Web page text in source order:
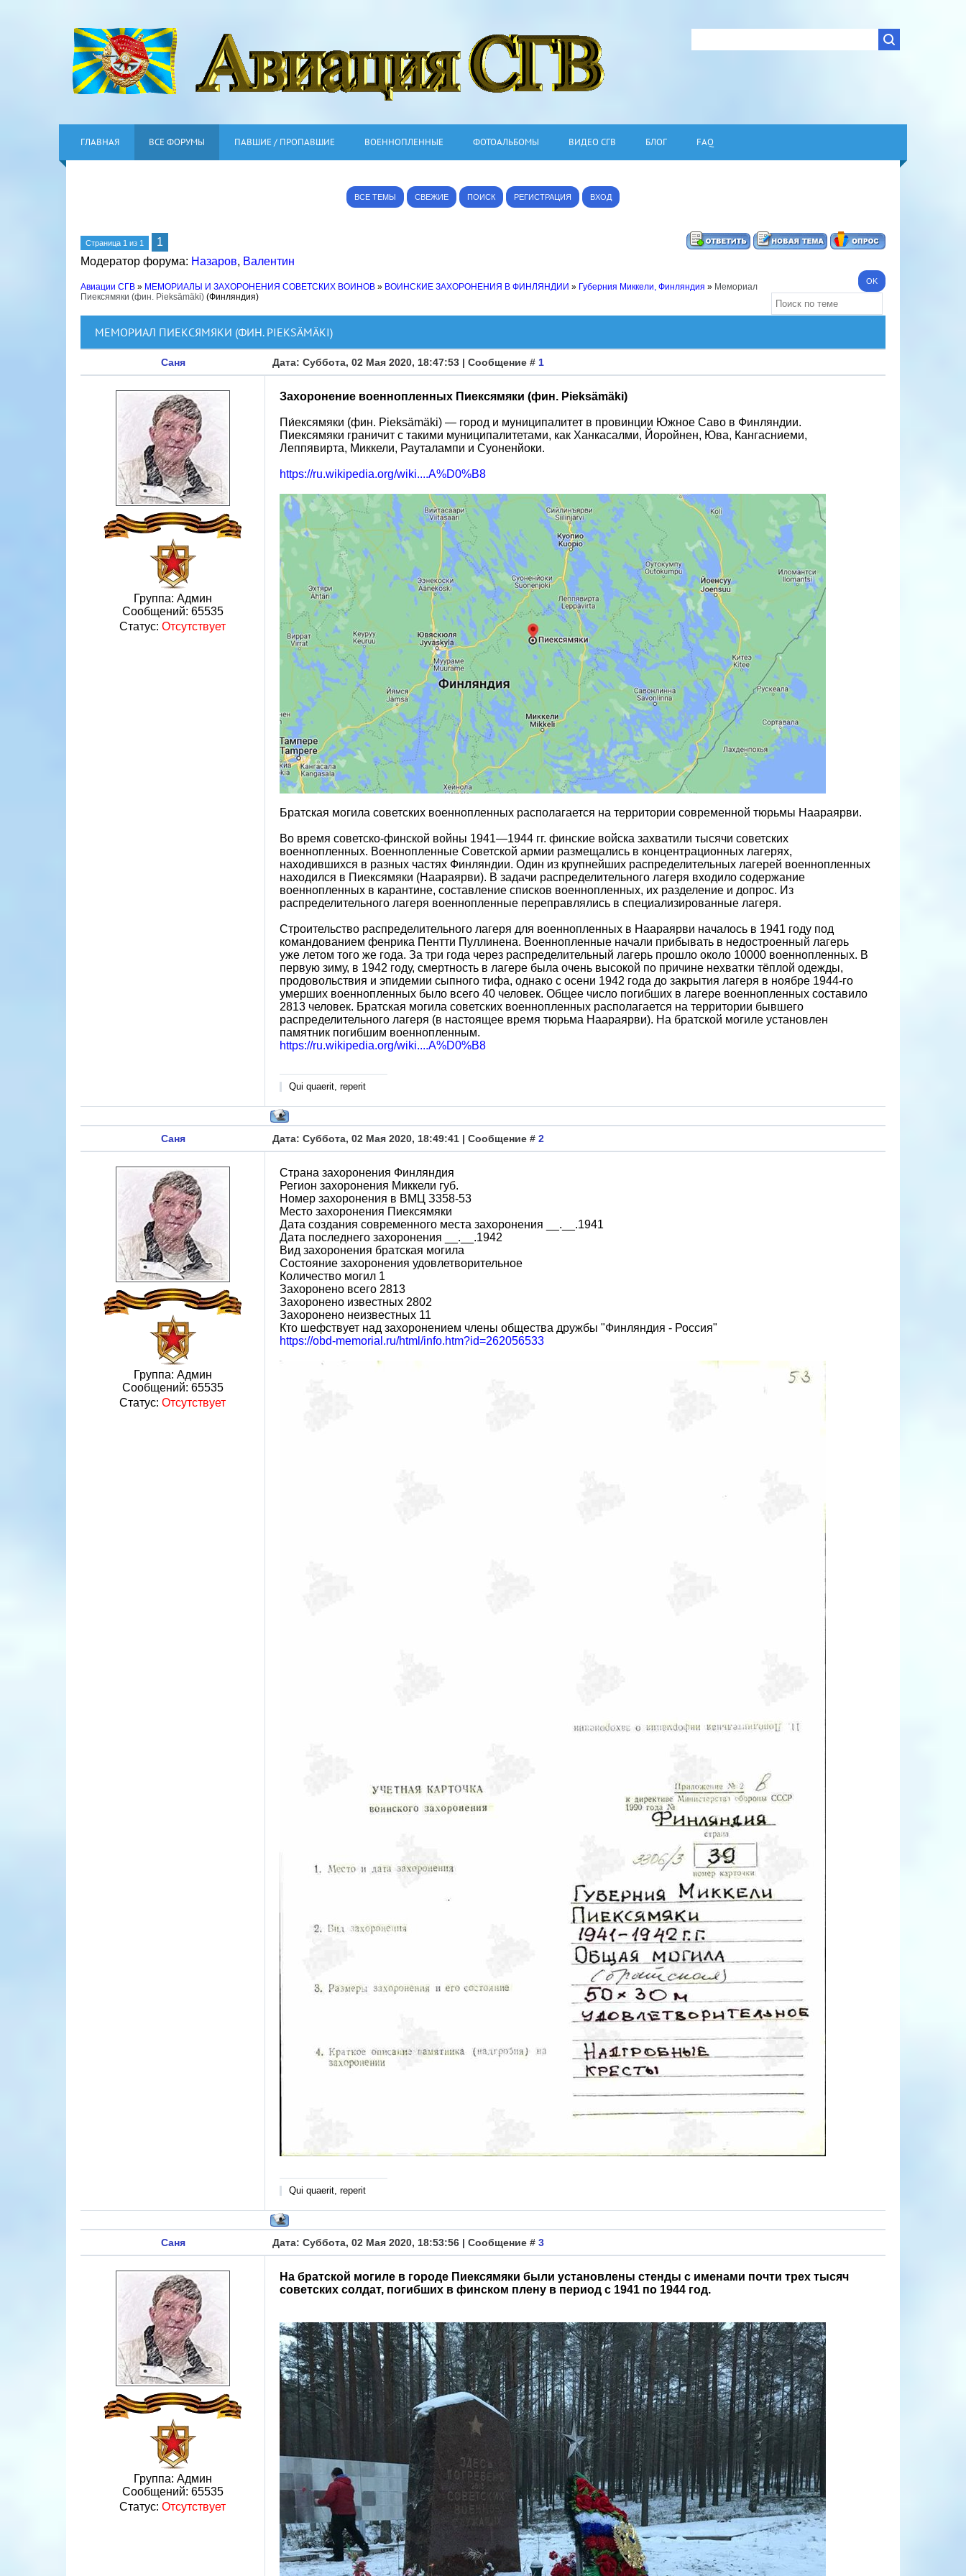
ГЛАВНАЯ ВСЕ ФОРУМЫ ПАВШИЕ / ПРОПАВШИЕ ВОЕННОПЛЕННЫЕ ФОТОАЛЬБОМЫ ВИДЕО СГВ БЛОГ FAQ
ВСЕ ТЕМЫ СВЕЖИЕ ПОИСК РЕГИСТРАЦИЯ ВХОД
Страница 1 из 1
1
Модератор форума: Назаров, Валентин
Авиации СГВ » МЕМОРИАЛЫ И ЗАХОРОНЕНИЯ СОВЕТСКИХ ВОИНОВ » ВОИНСКИЕ ЗАХОРОНЕНИЯ В ФИНЛЯНДИИ » Губерния Миккели, Финляндия » Мемориал
Пиексямяки (фин. Pieksämäki) (Финляндия)
МЕМОРИАЛ ПИЕКСЯМЯКИ (ФИН. PIEKSÄMÄKI)
Саня Дата: Суббота, 02 Мая 2020, 18:47:53 | Сообщение # 1
Группа: Админ
Сообщений: 65535
Статус: Отсутствует
Захоронение военнопленных Пиексямяки (фин. Pieksämäki)
Пи́ексямяки (фин. Pieksämäki) — город и муниципалитет в провинции Южное Саво в Финляндии.
Пиексямяки граничит с такими муниципалитетами, как Ханкасалми, Йоройнен, Юва, Кангасниеми,
Леппявирта, Миккели, Рауталампи и Суоненйоки.
https://ru.wikipedia.org/wiki....A%D0%B8
Братская могила советских военнопленных располагается на территории современной тюрьмы Наараярви.
Во время советско-финской войны 1941—1944 гг. финские войска захватили тысячи советских
военнопленных. Военнопленные Советской армии размещались в концентрационных лагерях,
находившихся в разных частях Финляндии. Один из крупнейших распределительных лагерей военнопленных
находился в Пиексямяки (Наараярви). В задачи распределительного лагеря входило содержание
военнопленных в карантине, составление списков военнопленных, их разделение и допрос. Из
распределительного лагеря военнопленные переправлялись в специализированные лагеря.
Строительство распределительного лагеря для военнопленных в Наараярви началось в 1941 году под
командованием фенрика Пентти Пуллинена. Военнопленные начали прибывать в недостроенный лагерь
уже летом того же года. За три года через распределительный лагерь прошло около 10000 военнопленных. В
первую зиму, в 1942 году, смертность в лагере была очень высокой по причине нехватки тёплой одежды,
продовольствия и эпидемии сыпного тифа, однако с осени 1942 года до закрытия лагеря в ноябре 1944-го
умерших военнопленных было всего 40 человек. Общее число погибших в лагере военнопленных составило
2813 человек. Братская могила советских военнопленных располагается на территории бывшего
распределительного лагеря (в настоящее время тюрьма Наараярви). На братской могиле установлен
памятник погибшим военнопленным.
https://ru.wikipedia.org/wiki....A%D0%B8
Qui quaerit, reperit
Саня Дата: Суббота, 02 Мая 2020, 18:49:41 | Сообщение # 2
Группа: Админ
Сообщений: 65535
Статус: Отсутствует
Страна захоронения Финляндия
Регион захоронения Миккели губ.
Номер захоронения в ВМЦ З358-53
Место захоронения Пиексямяки
Дата создания современного места захоронения __.__.1941
Дата последнего захоронения __.__.1942
Вид захоронения братская могила
Состояние захоронения удовлетворительное
Количество могил 1
Захоронено всего 2813
Захоронено известных 2802
Захоронено неизвестных 11
Кто шефствует над захоронением члены общества дружбы "Финляндия - Россия"
https://obd-memorial.ru/html/info.htm?id=262056533
Qui quaerit, reperit
Саня Дата: Суббота, 02 Мая 2020, 18:53:56 | Сообщение # 3
Группа: Админ
Сообщений: 65535
Статус: Отсутствует
На братской могиле в городе Пиексямяки были установлены стенды с именами почти трех тысяч
советских солдат, погибших в финском плену в период с 1941 по 1944 год.